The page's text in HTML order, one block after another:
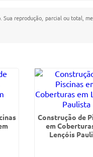
reprodução, parcial ou total,
Construção de
em
Lençóis